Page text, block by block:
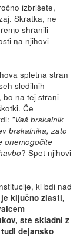
izbrišete,
Skratka, ne
shranili
na njihovi
spletna stran
sledilnih
bo na tej strani
Če
"Vaš brskalnik
brskalnika, zato
onemogočite
? Spet njihovi
ki bdi nad
ključno zlasti,
ste skladni z
dejansko